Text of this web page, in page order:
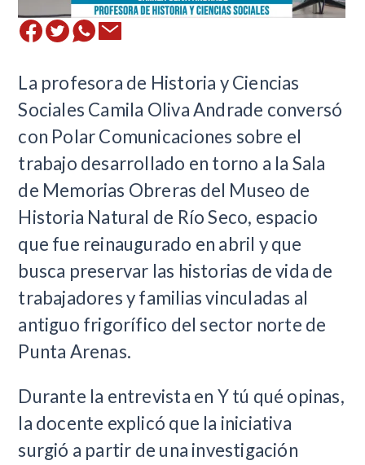
La profesora de Historia y Ciencias
Sociales Camila Oliva Andrade conversó
con Polar Comunicaciones sobre el
trabajo desarrollado en torno a la Sala
de Memorias Obreras del Museo de
Historia Natural de Río Seco, espacio
que fue reinaugurado en abril y que
busca preservar las historias de vida de
trabajadores y familias vinculadas al
antiguo frigorífico del sector norte de
Punta Arenas.
Durante la entrevista en Y tú qué opinas,
la docente explicó que la iniciativa
surgió a partir de una investigación